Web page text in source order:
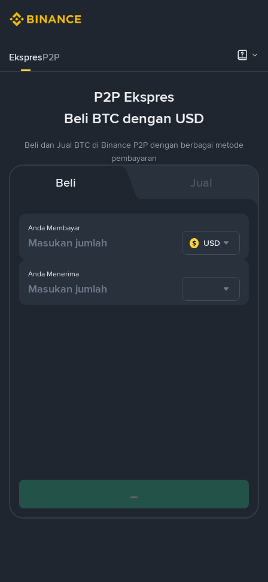
EkspresP2P
P2P Ekspres
Beli BTC dengan USD
Beli dan Jual BTC di Binance P2P dengan berbagai metode
pembayaran
Beli Jual
Anda Membayar
USD
Anda Menerima